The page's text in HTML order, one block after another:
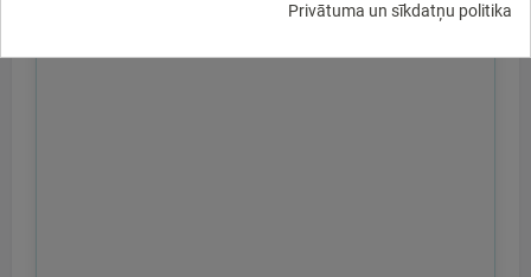
Privātuma un sīkdatņu politika